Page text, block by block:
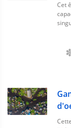
Cet